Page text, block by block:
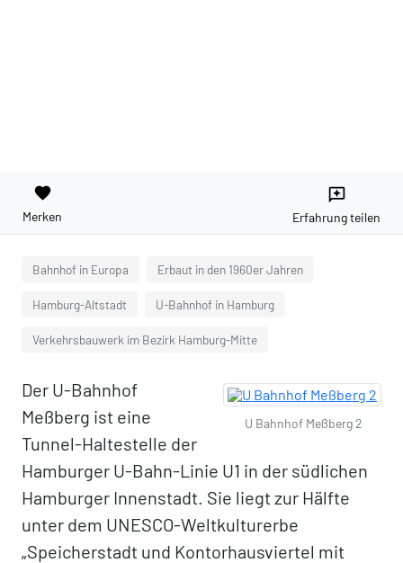
favorite
Merken
reviews
Erfahrung teilen
Bahnhof in Europa Erbaut in den 1960er Jahren
Hamburg-Altstadt U-Bahnhof in Hamburg
Verkehrsbauwerk im Bezirk Hamburg-Mitte
U Bahnhof Meßberg 2
Der U-Bahnhof
Meßberg ist eine
Tunnel-Haltestelle der
Hamburger U-Bahn-Linie U1 in der südlichen
Hamburger Innenstadt. Sie liegt zur Hälfte
unter dem UNESCO-Weltkulturerbe
„Speicherstadt und Kontorhausviertel mit